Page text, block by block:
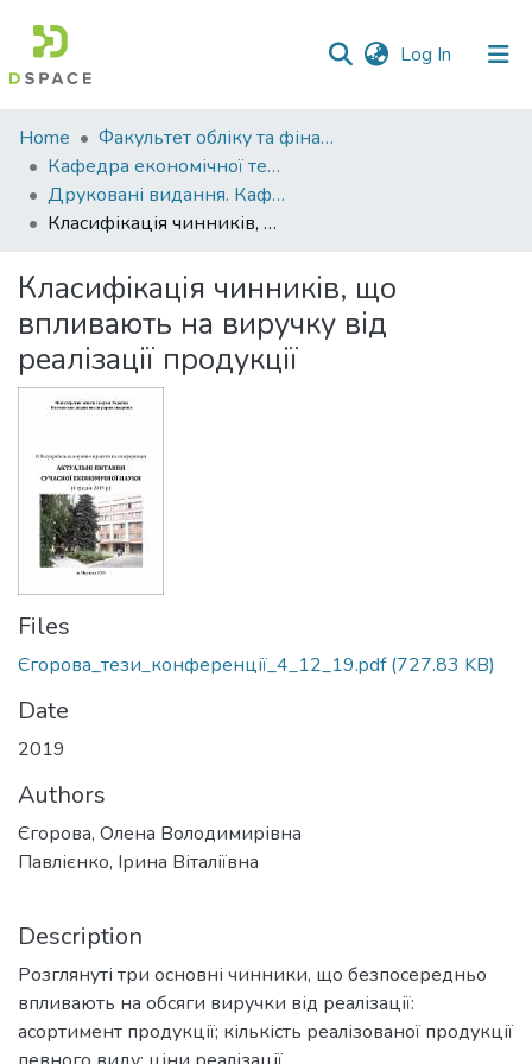
Log In (current)
Communities
&
Collections
All of DSpace
Statistics
Home
Факультет обліку та фінансів
Кафедра економічної теорії та економічних досліджень
Друковані видання. Кафедра економічної теорії та економічних досліджень
Класифікація чинників, що впливають на виручку від реалізації продукції
Класифікація чинників, що
впливають на виручку від
реалізації продукції
Files
Єгорова_тези_конференції_4_12_19.pdf(727.83 KB)
Date
2019
Authors
Єгорова, Олена Володимирівна
Павлієнко, Ірина Віталіївна
Description
Розглянуті три основні чинники, що безпосередньо
впливають на обсяги виручки від реалізації:
асортимент продукції; кількість реалізованої продукції